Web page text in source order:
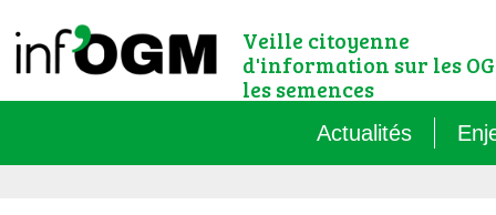
Veille citoyenne
d'information sur les
les semences
Actualités